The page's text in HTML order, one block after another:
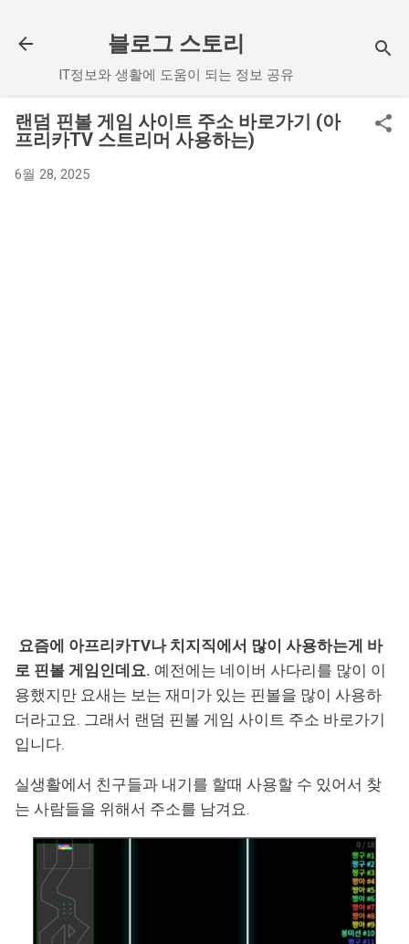
블로그 스토리
IT정보와 생활에 도움이 되는 정보 공유
랜덤 핀볼 게임 사이트 주소 바로가기 (아
프리카TV 스트리머 사용하는)
6월 28, 2025
요즘에 아프리카TV나 치지직에서 많이 사용하는게 바
로 핀볼 게임인데요. 예전에는 네이버 사다리를 많이 이
용했지만 요새는 보는 재미가 있는 핀볼을 많이 사용하
더라고요. 그래서 랜덤 핀볼 게임 사이트 주소 바로가기
입니다.
실생활에서 친구들과 내기를 할때 사용할 수 있어서 찾
는 사람들을 위해서 주소를 남겨요.